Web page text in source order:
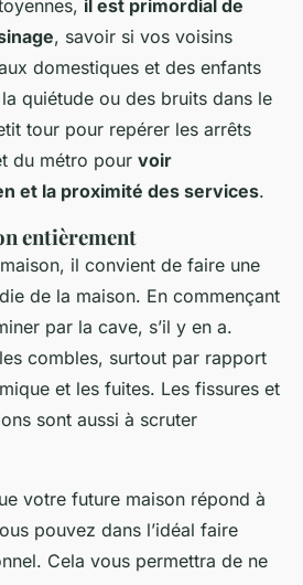
il est primordial de
, savoir si vos voisins
domestiques et des enfants
quiétude ou des bruits dans le
tour pour repérer les arrêts
du métro pour voir
et la proximité des services.
entièrement
il convient de faire une
de la maison. En commençant
par la cave, s’il y en a.
combles, surtout par rapport
et les fuites. Les fissures et
sont aussi à scruter
votre future maison répond à
pouvez dans l’idéal faire
Cela vous permettra de ne